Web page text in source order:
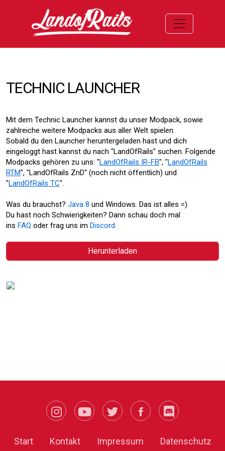
Toggle
TECHNIC LAUNCHER
Mit dem Technic Launcher kannst du unser Modpack, sowie
zahlreiche weitere Modpacks aus aller Welt spielen.
Sobald du den Launcher heruntergeladen hast und dich
eingeloggt hast kannst du nach "LandOfRails" suchen. Folgende
Modpacks gehören zu uns: "LandOfRails IR-FB", "LandOfRails
RTM", "LandOfRails ZnD" (noch nicht öffentlich) und
"LandOfRails TC".
Was du brauchst? Java 8 und Windows. Das ist alles =)
Du hast noch Schwierigkeiten? Dann schau doch mal
ins FAQ oder frag uns im Discord
Herunterladen
Start Kontakt Impressum Datenschutz